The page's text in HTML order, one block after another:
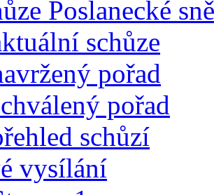
Poslanecké
schůze
pořad
pořad
schůzí
vysílání